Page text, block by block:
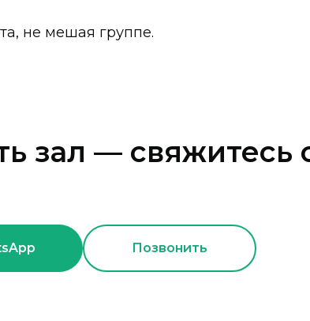
не мешая группе.
зал — свяжитесь
Позвонить